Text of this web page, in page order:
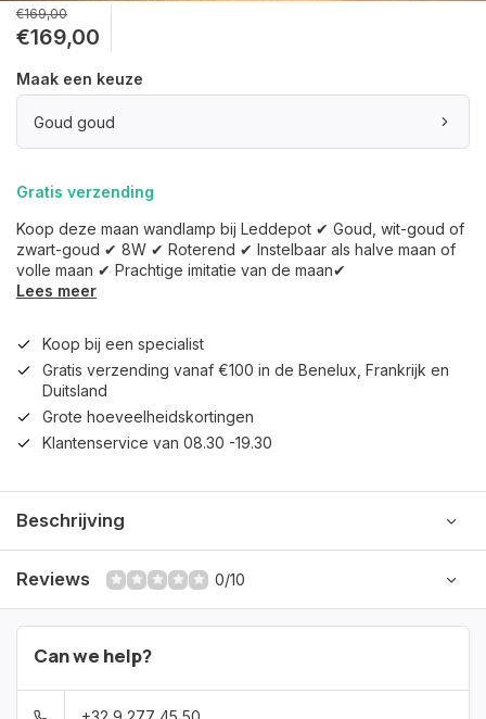
€169,00
€169,00
Maak een keuze
Goud goud
Gratis verzending
Koop deze maan wandlamp bij Leddepot ✔ Goud, wit-goud of
zwart-goud ✔ 8W ✔ Roterend ✔ Instelbaar als halve maan of
volle maan ✔ Prachtige imitatie van de maan✔
Lees meer
Koop bij een specialist
Gratis verzending vanaf €100 in de Benelux, Frankrijk en
Duitsland
Grote hoeveelheidskortingen
Klantenservice van 08.30 -19.30
Beschrijving
Reviews 0/10
Can we help?